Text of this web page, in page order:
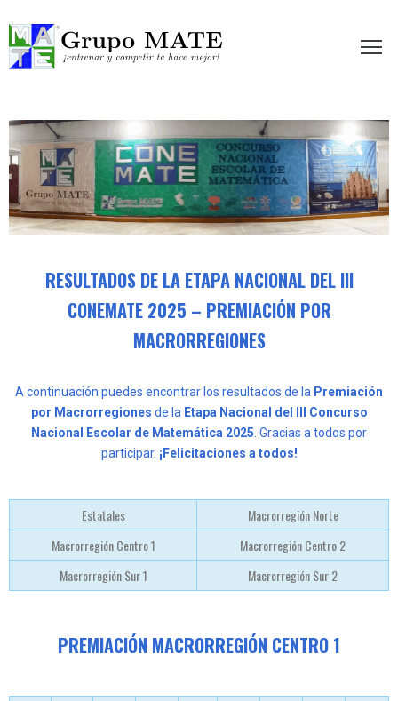
te hace mejor!
RESULTADOS DE LA ETAPA NACIONAL DEL III
CONEMATE 2025 – PREMIACIÓN POR
MACRORREGIONES
A continuación puedes encontrar los resultados de la Premiación
por Macrorregiones de la Etapa Nacional del III Concurso
Nacional Escolar de Matemática 2025. Gracias a todos por
participar. ¡Felicitaciones a todos!
Estatales
Macrorregión Norte
Macrorregión Centro 1
Macrorregión Centro 2
Macrorregión Sur 1
Macrorregión Sur 2
PREMIACIÓN MACRORREGIÓN CENTRO 1